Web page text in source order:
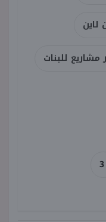
لاين
مشاريع للبنات
3